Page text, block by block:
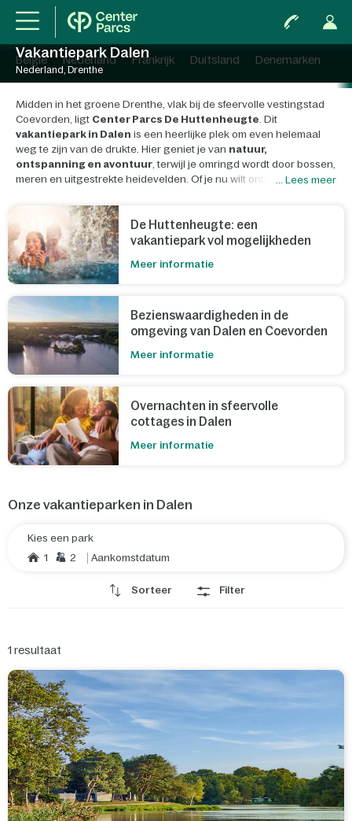
België Nederland Frankrijk Duitsland Denemarken
Vakantiepark Dalen
Nederland, Drenthe
Midden in het groene Drenthe, vlak bij de sfeervolle vestingstad
Coevorden, ligt Center Parcs De Huttenheugte. Dit
vakantiepark in Dalen is een heerlijke plek om even helemaal
weg te zijn van de drukte. Hier geniet je van natuur,
ontspanning en avontuur, terwijl je omringd wordt door bossen,
meren en uitgestrekte heidevelden. Of je nu wilt ontspannen in
wilt verkennen, in De Huttenheugte beleef je een vakantie om
nooit te vergeten.
... Lees meer
De Huttenheugte: een
vakantiepark vol mogelijkheden
Meer informatie
Bezienswaardigheden in de
omgeving van Dalen en Coevorden
Meer informatie
Overnachten in sfeervolle
cottages in Dalen
Meer informatie
Onze vakantieparken in Dalen
Kies een park
1
2 Aankomstdatum
Sorteer Filter
1 resultaat